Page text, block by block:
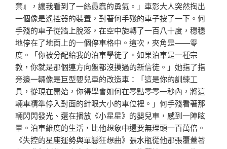
棄』，讓我看到了一絲愚蠢的勇氣。」車影大人突然掏出
一個像是遙控器的裝置，對著何手殘的車子按了一下。何
手殘的車子從牆上脫落，在空中旋轉了一百八十度，穩穩
地停在了地面上的一個停車格中。這次，夾角是——零
度。「你被分配給我的泊車學徒了。如果泊車是一種宗
教，你就是那個連方向盤都沒摸過的新信徒。」她指了指
旁邊一輛像是巨型嬰兒車的改造車：「這是你的訓練工
具，從現在開始，你得學會如何在零點零零一秒內，將這
輛車精準停入對面的針眼大小的車位裡。」何手殘看著那
輛閃閃發光、還在播放《小星星》的嬰兒車，感到一陣眩
暈。泊車維度的生活，比他想象中還要無理頭一百萬倍。
《失控的星座運勢與單戀狂想曲》張水瓶從他那張覆蓋著